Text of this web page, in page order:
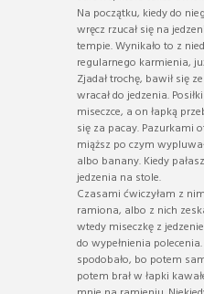
Na początku, kiedy do
wręcz rzucał się na
tempie. Wynikało to z
regularnego karmienia,
Zjadał trochę, bawił się
wracał do jedzenia.
miseczce, a on łapką
się za pacay. Pazurkami
miąższ po czym
albo banany. Kiedy
jedzenia na stole.
Czasami ćwiczyłam z
ramiona, albo z nich
wtedy miseczkę z
do wypełnienia
spodobało, bo potem
potem brał w łapki